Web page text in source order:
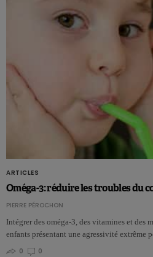
ARTICLES
Oméga-3: réduire les troubles du
PIERRE PÉROCHON
Intégrer des oméga-3, des vitamines et des
enfants présentant une agressivité extrême
0
0